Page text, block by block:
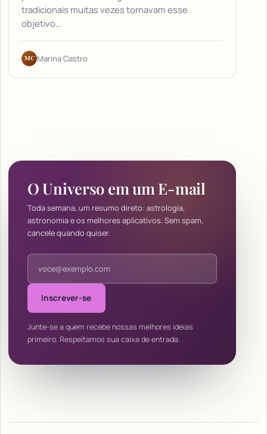
tradicionais muitas vezes tornavam esse
objetivo…
MC Marina Castro
O Universo em um E-mail
Toda semana, um resumo direto: astrologia,
astronomia e os melhores aplicativos. Sem spam,
cancele quando quiser.
Endereço de e-mail
Inscrever-se
Junte-se a quem recebe nossas melhores ideias
primeiro. Respeitamos sua caixa de entrada.